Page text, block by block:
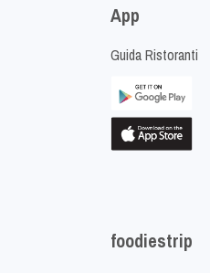
App
Guida Ristoranti
foodiestrip